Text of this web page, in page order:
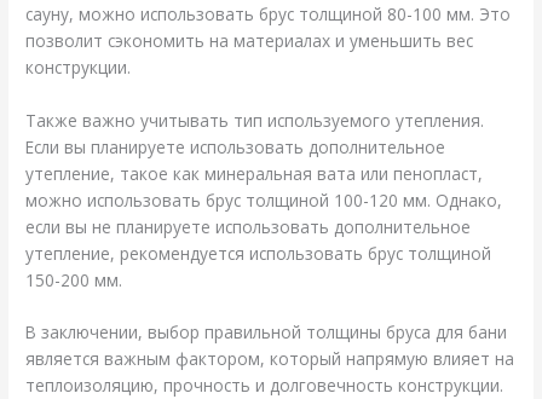
сауну, можно использовать брус толщиной 80-100 мм. Это
позволит сэкономить на материалах и уменьшить вес
конструкции.
Также важно учитывать тип используемого утепления.
Если вы планируете использовать дополнительное
утепление, такое как минеральная вата или пенопласт,
можно использовать брус толщиной 100-120 мм. Однако,
если вы не планируете использовать дополнительное
утепление, рекомендуется использовать брус толщиной
150-200 мм.
В заключении, выбор правильной толщины бруса для бани
является важным фактором, который напрямую влияет на
теплоизоляцию, прочность и долговечность конструкции.